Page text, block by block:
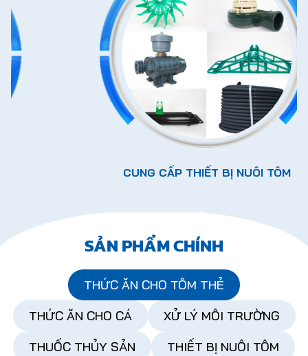
CUNG CẤP THIẾT BỊ NUÔI TÔM
SẢN PHẨM CHÍNH
THỨC ĂN CHO TÔM THẺ
THỨC ĂN CHO CÁ
XỬ LÝ MÔI TRƯỜNG
THUỐC THỦY SẢN
THIẾT BỊ NUÔI TÔM